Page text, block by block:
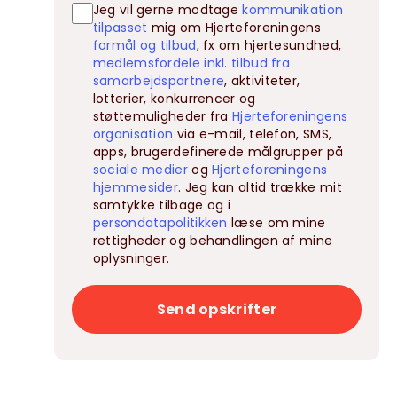
Jeg vil gerne modtagekommunikation
tilpasset mig om Hjerteforeningens
formål og tilbud, fx om hjertesundhed,
medlemsfordele inkl. tilbud fra
samarbejdspartnere, aktiviteter,
lotterier, konkurrencer og
støttemuligheder fraHjerteforeningens
organisation via e-mail, telefon, SMS,
apps, brugerdefinerede målgrupper på
sociale medierogHjerteforeningens
hjemmesider. Jeg kan altid trække mit
samtykke tilbage og i
persondatapolitikken læse om mine
rettigheder og behandlingen af mine
oplysninger.
Send opskrifter